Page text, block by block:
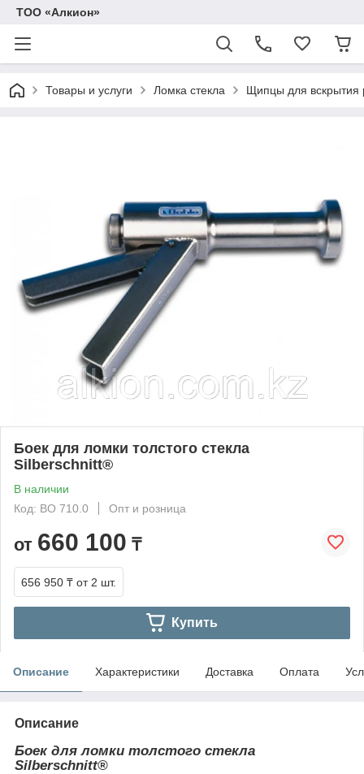
ТОО «Алкион»
Товары и услуги Ломка стекла Щипцы для вскрытия
Боек для ломки толстого стекла
Silberschnitt®
В наличии
Код: BO 710.0
Опт и розница
от 660 100 ₸
656 950 ₸ от 2 шт.
Купить
Описание Характеристики Доставка Оплата
Описание
Боек для ломки толстого стекла
Silberschnitt®